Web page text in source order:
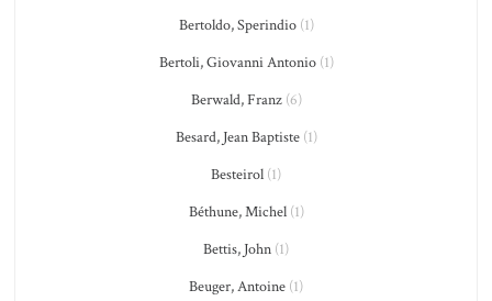
Bertoldo, Sperindio(1)
Bertoli, Giovanni Antonio(1)
Berwald, Franz(6)
Besard, Jean Baptiste(1)
Besteirol (1)
Béthune, Michel(1)
Bettis, John (1)
Beuger, Antoine (1)